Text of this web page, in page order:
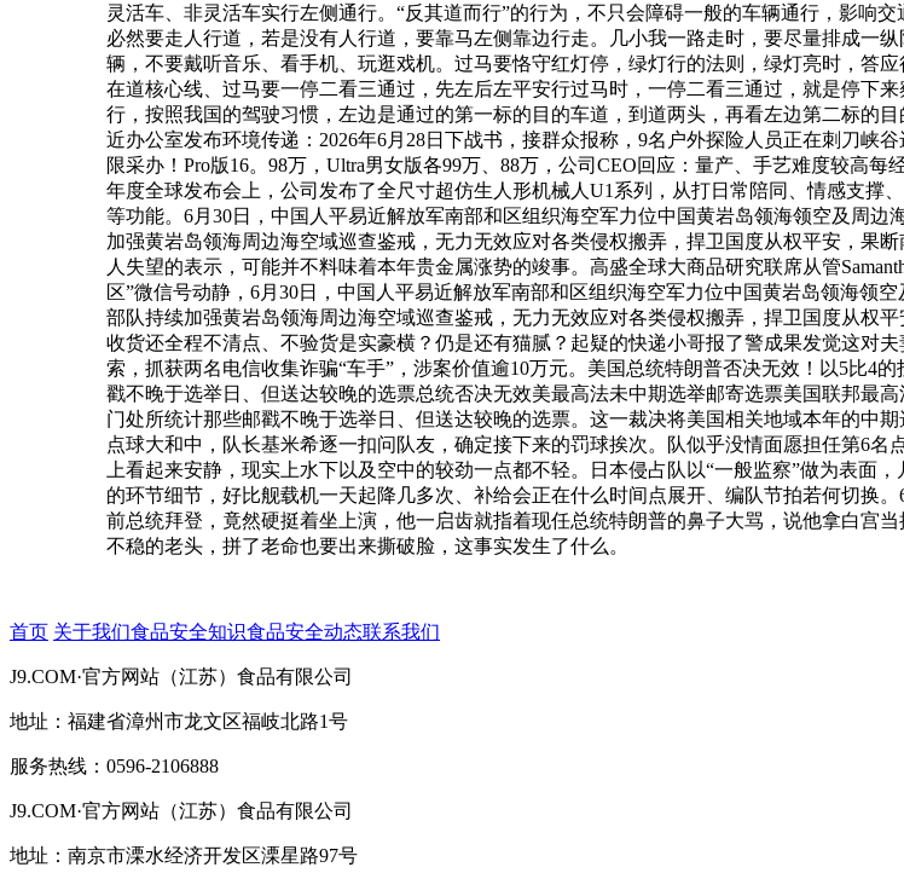
灵活车、非灵活车实行左侧通行。“反其道而行”的行为，不只会障碍一般的车辆通行，影响
必然要走人行道，若是没有人行道，要靠马左侧靠边行走。几小我一路走时，要尽量排成一
辆，不要戴听音乐、看手机、玩逛戏机。过马要恪守红灯停，绿灯行的法则，绿灯亮时，答
在道核心线、过马要一停二看三通过，先左后左平安行过马时，一停二看三通过，就是停下
行，按照我国的驾驶习惯，左边是通过的第一标的目的车道，到道两头，再看左边第二标的
近办公室发布环境传递：2026年6月28日下战书，接群众报称，9名户外探险人员正在刺刀峡
限采办！Pro版16。98万，Ultra男女版各99万、88万，公司CEO回应：量产、手艺难度较高
年度全球发布会上，公司发布了全尺寸超仿生人形机械人U1系列，从打日常陪同、情感支撑
等功能。6月30日，中国人平易近解放军南部和区组织海空军力位中国黄岩岛领海领空及周
加强黄岩岛领海周边海空域巡查鉴戒，无力无效应对各类侵权搬弄，捍卫国度从权平安，果
人失望的表示，可能并不料味着本年贵金属涨势的竣事。高盛全球大商品研究联席从管
区”微信号动静，6月30日，中国人平易近解放军南部和区组织海空军力位中国黄岩岛领海领
部队持续加强黄岩岛领海周边海空域巡查鉴戒，无力无效应对各类侵权搬弄，捍卫国度从权
收货还全程不清点、不验货是实豪横？仍是还有猫腻？起疑的快递小哥报了警成果发觉这对
索，抓获两名电信收集诈骗“车手”，涉案价值逾10万元。美国总统特朗普否决无效！以5比4
戳不晚于选举日、但送达较晚的选票总统否决无效美最高法未中期选举邮寄选票美国联邦最
门处所统计那些邮戳不晚于选举日、但送达较晚的选票。这一裁决将美国相关地域本年的中
点球大和中，队长基米希逐一扣问队友，确定接下来的罚球挨次。队似乎没情面愿担任第6
上看起来安静，现实上水下以及空中的较劲一点都不轻。日本侵占队以“一般监察”做为表面
的环节细节，好比舰载机一天起降几多次、补给会正在什么时间点展开、编队节拍若何切换
前总统拜登，竟然硬挺着坐上演，他一启齿就指着现任总统特朗普的鼻子大骂，说他拿白宫
不稳的老头，拼了老命也要出来撕破脸，这事实发生了什么。
首页 关于我们食品安全知识食品安全动态联系我们
J9.COM·官方网站（江苏）食品有限公司
地址：福建省漳州市龙文区福岐北路1号
服务热线：0596-2106888
J9.COM·官方网站（江苏）食品有限公司
地址：南京市溧水经济开发区溧星路97号